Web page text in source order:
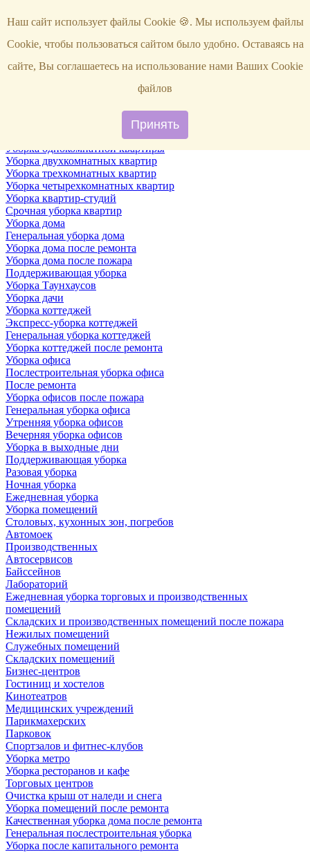
Уборка
Уборка снега
ВИП-уборка
Уборка квартир
Генеральная уборка квартир
Уборка квартир один раз в неделю
Поддерживающая уборка квартиры
Уборка квартир после пожара
Уборка однокомнатной квартиры
Уборка двухкомнатных квартир
Уборка трехкомнатных квартир
Уборка четырехкомнатных квартир
Уборка квартир-студий
Срочная уборка квартир
Уборка дома
Генеральная уборка дома
Уборка дома после ремонта
Уборка дома после пожара
Поддерживающая уборка
Уборка Таунхаусов
Уборка дачи
Уборка коттеджей
Экспресс-уборка коттеджей
Генеральная уборка коттеджей
Уборка коттеджей после ремонта
Уборка офиса
Послестроительная уборка офиса
После ремонта
Уборка офисов после пожара
Генеральная уборка офиса
Утренняя уборка офисов
Вечерняя уборка офисов
Уборка в выходные дни
Поддерживающая уборка
Разовая уборка
Ночная уборка
Ежедневная уборка
Уборка помещений
Столовых, кухонных зон, погребов
Автомоек
Производственных
Автосервисов
Байссейнов
Лабораторий
Ежедневная уборка торговых и производственных
помещений
Складских и производственных помещений после пожара
Нежилых помещений
Служебных помещений
Складских помещений
Бизнес-центров
Гостиниц и хостелов
Кинотеатров
Медицинских учреждений
Парикмахерских
Парковок
Спортзалов и фитнес-клубов
Уборка метро
Уборка ресторанов и кафе
Торговых центров
Очистка крыш от наледи и снега
Уборка помещений после ремонта
Качественная уборка дома после ремонта
Генеральная послестроительная уборка
Уборка после капитального ремонта
Наш сайт использует файлы Cookie 🍪. Мы используем файлы
Cookie, чтобы пользоваться сайтом было удобно. Оставаясь на
сайте, Вы соглашаетесь на использование нами Ваших Cookie
файлов
Принять